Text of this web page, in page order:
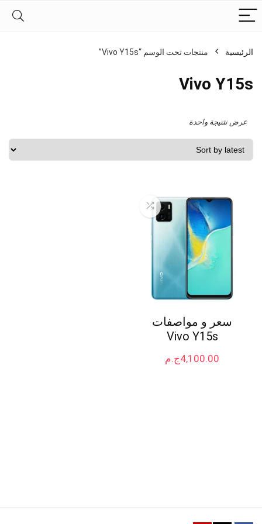
الرئيسية منتجات تحت الوسم “Vivo Y15s”
Vivo Y15s
عرض نتتيجة واحدة
سعر و مواصفات
Vivo Y15s
ج.م4,100.00